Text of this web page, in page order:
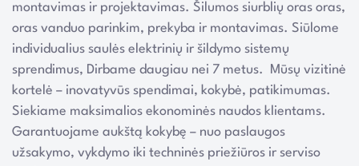
montavimas ir projektavimas. Šilumos siurblių oras oras,
oras vanduo parinkim, prekyba ir montavimas. Siūlome
individualius saulės elektrinių ir šildymo sistemų
sprendimus, Dirbame daugiau nei 7 metus. Mūsų vizitinė
kortelė – inovatyvūs spendimai, kokybė, patikimumas.
Siekiame maksimalios ekonominės naudos klientams.
Garantuojame aukštą kokybę – nuo paslaugos
užsakymo, vykdymo iki techninės priežiūros ir serviso